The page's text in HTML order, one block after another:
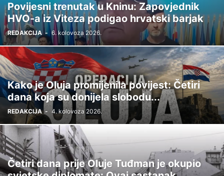
Povijesni trenutak u Kninu: Zapovjednik
HVO-a iz Viteza podigao hrvatski barjak
REDAKCIJA - 6. kolovoza 2026.
Kako je Oluja promijenila povijest: Četiri
dana koja su donijela slobodu...
REDAKCIJA - 4. kolovoza 2026.
Četiri dana prije Oluje Tuđman je okupio